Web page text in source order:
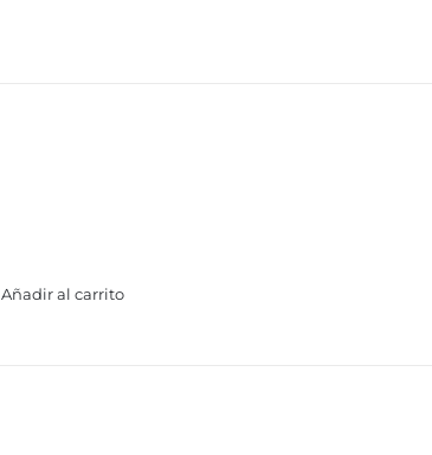
Añadir al carrito